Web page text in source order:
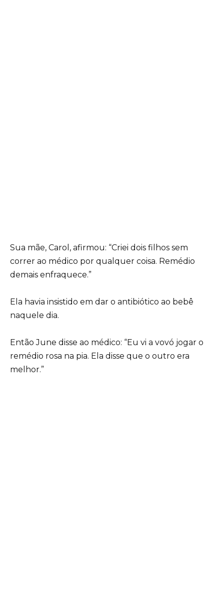
Sua mãe, Carol, afirmou: “Criei dois filhos sem
correr ao médico por qualquer coisa. Remédio
demais enfraquece.”
Ela havia insistido em dar o antibiótico ao bebê
naquele dia.
Então June disse ao médico: “Eu vi a vovó jogar o
remédio rosa na pia. Ela disse que o outro era
melhor.”